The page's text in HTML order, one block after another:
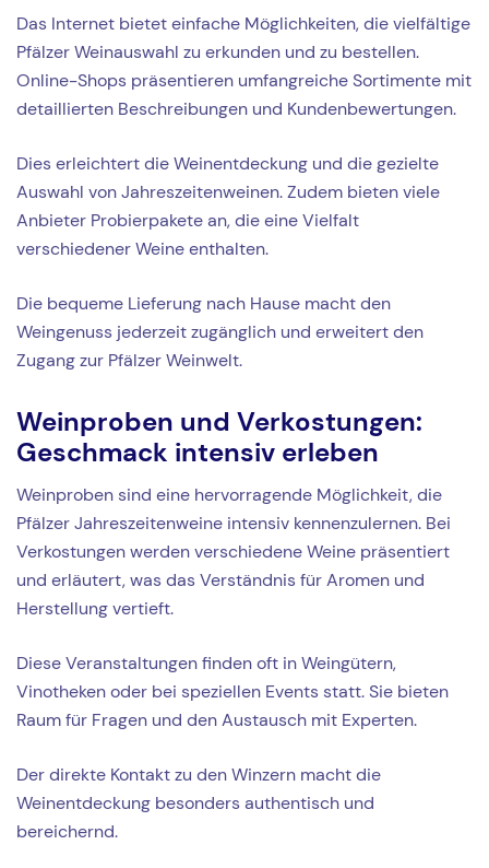
Das Internet bietet einfache Möglichkeiten, die vielfältige
Pfälzer Weinauswahl zu erkunden und zu bestellen.
Online-Shops präsentieren umfangreiche Sortimente mit
detaillierten Beschreibungen und Kundenbewertungen.
Dies erleichtert die Weinentdeckung und die gezielte
Auswahl von Jahreszeitenweinen. Zudem bieten viele
Anbieter Probierpakete an, die eine Vielfalt
verschiedener Weine enthalten.
Die bequeme Lieferung nach Hause macht den
Weingenuss jederzeit zugänglich und erweitert den
Zugang zur Pfälzer Weinwelt.
Weinproben und Verkostungen:
Geschmack intensiv erleben
Weinproben sind eine hervorragende Möglichkeit, die
Pfälzer Jahreszeitenweine intensiv kennenzulernen. Bei
Verkostungen werden verschiedene Weine präsentiert
und erläutert, was das Verständnis für Aromen und
Herstellung vertieft.
Diese Veranstaltungen finden oft in Weingütern,
Vinotheken oder bei speziellen Events statt. Sie bieten
Raum für Fragen und den Austausch mit Experten.
Der direkte Kontakt zu den Winzern macht die
Weinentdeckung besonders authentisch und
bereichernd.